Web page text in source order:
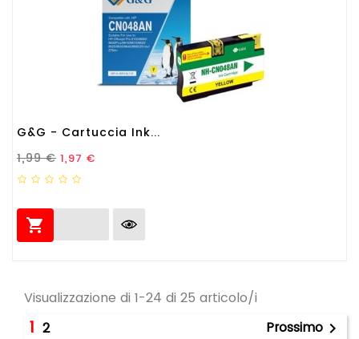
G&G - Cartuccia Ink...
Prezzo Standard
1,99 € Prezzo
1,97 €

Visualizzazione di 1-24 di 25 articolo/i
1 2 Prossimo 